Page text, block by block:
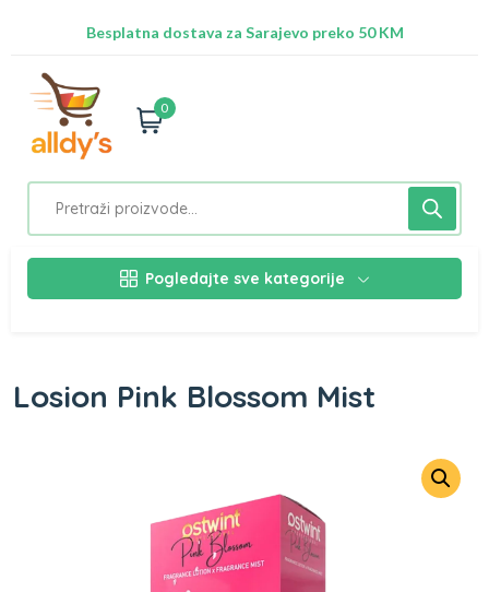
Besplatna dostava za Sarajevo preko 50 KM
0
Pogledajte sve kategorije
Losion Pink Blossom Mist